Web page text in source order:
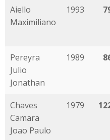
Aiello
Maximiliano
1993
Pereyra
Julio
Jonathan
1989
Chaves
Camara
Joao Paulo
1979